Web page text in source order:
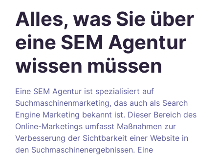
Alles, was Sie über
eine SEM Agentur
wissen müssen
Eine SEM Agentur ist spezialisiert auf
Suchmaschinenmarketing, das auch als Search
Engine Marketing bekannt ist. Dieser Bereich des
Online-Marketings umfasst Maßnahmen zur
Verbesserung der Sichtbarkeit einer Website in
den Suchmaschinenergebnissen. Eine